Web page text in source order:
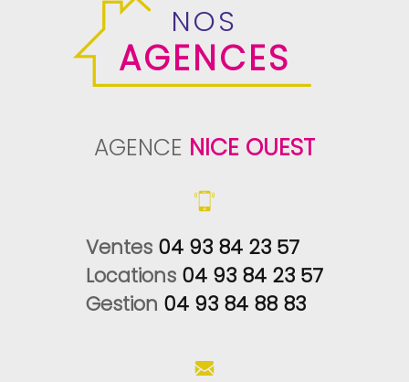
AGENCE NICE OUEST
Ventes 04 93 84 23 57
Locations 04 93 84 23 57
Gestion 04 93 84 88 83
NOS
AGENCES